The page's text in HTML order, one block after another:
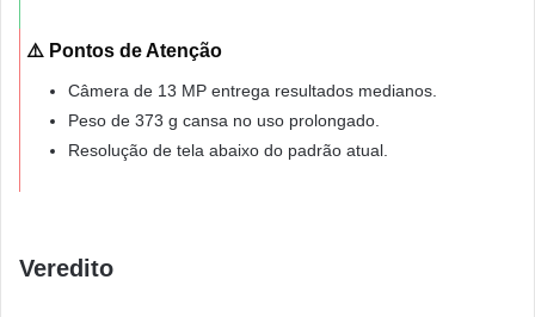
⚠️ Pontos de Atenção
Câmera de 13 MP entrega resultados medianos.
Peso de 373 g cansa no uso prolongado.
Resolução de tela abaixo do padrão atual.
Veredito